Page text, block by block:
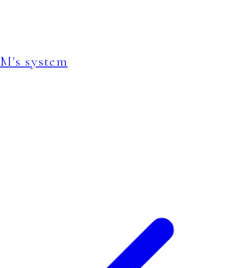
M's system